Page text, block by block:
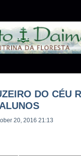
DO CÉU
20, 2016 21:13